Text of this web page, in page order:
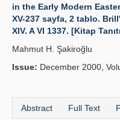
in the Early Modern
XV-237 sayfa, 2 tablo.
XIV. A VI 1337. [Kitap
Mahmut H. Şakiroğlu
Issue: December 2000,
Abstract Full Text